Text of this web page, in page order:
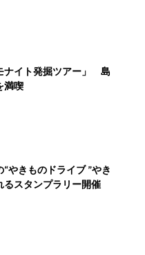
ナイト発掘ツアー」 島
満喫
やきものドライブ ”やき
るスタンプラリー開催